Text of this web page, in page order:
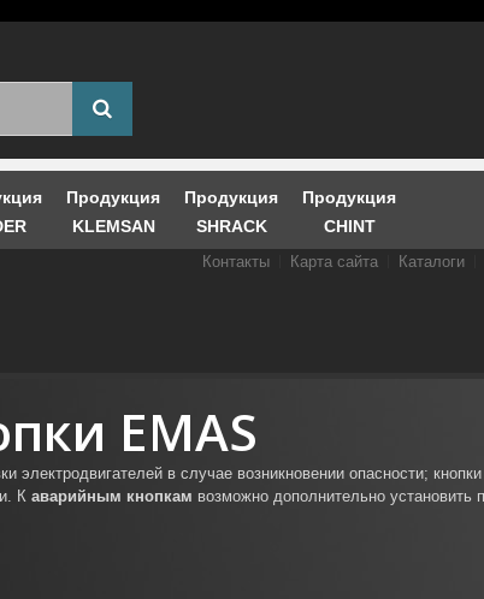
Продукция
KLEMSAN
Продукция
SHRACK
Продукция
CHINT
Контакты Карта сайта Каталоги
EMAS
электродвигателей в случае возникновении опасности; кнопки
К аварийным кнопкам возможно дополнительно установить